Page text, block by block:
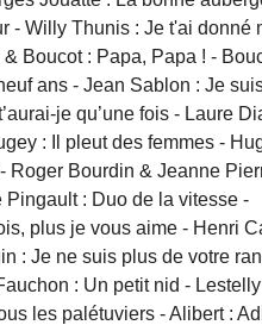
- Willy Thunis : Je t'ai donné
: Papa, Papa ! -
ans - Jean Sablon : Je
je qu’une fois - Laure
: Il pleut des femmes -
Bourdin & Jeanne
: Duo de la vitesse -
plus je vous aime - Henri
Je ne suis plus de votre
: Un petit nid -
les palétuviers - Alibert :